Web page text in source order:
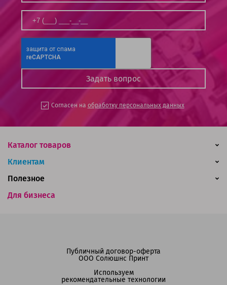
Согласен на обработку персональных данных
Каталог товаров
Клиентам
Для бизнеса
Полезное
Публичный договор-оферта
ООО Солюшнс Принт
Используем
рекомендательные технологии